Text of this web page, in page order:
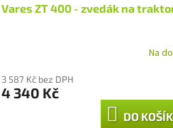
Vares ZT 400 - zvedák na
Na
3 587 Kč bez DPH
4 340 Kč
DO